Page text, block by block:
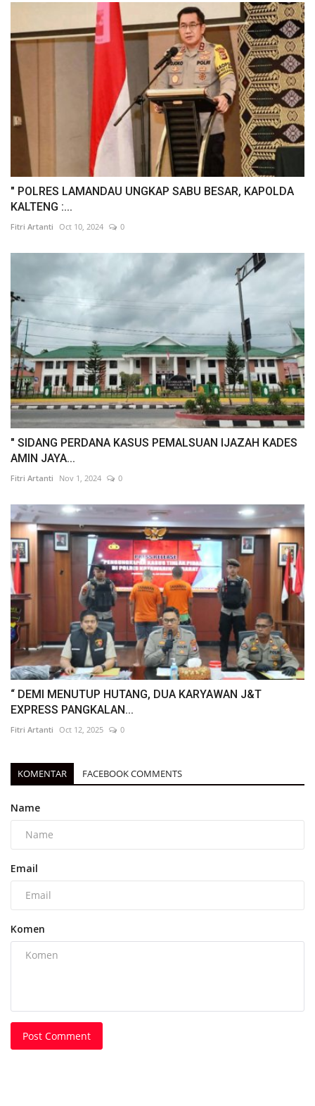
" POLRES LAMANDAU UNGKAP SABU BESAR, KAPOLDA
KALTENG :...
Fitri Artanti Oct 10, 2024 0
" SIDANG PERDANA KASUS PEMALSUAN IJAZAH KADES
AMIN JAYA...
Fitri Artanti Nov 1, 2024 0
“ DEMI MENUTUP HUTANG, DUA KARYAWAN J&T
EXPRESS PANGKALAN...
Fitri Artanti Oct 12, 2025 0
KOMENTAR FACEBOOK COMMENTS
Name
Email
Komen
Post Comment